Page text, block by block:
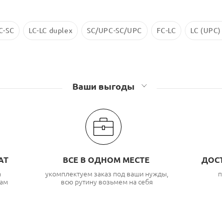
SC LC-LC duplex SC/UPC-SC/UPC FC-LC LC
Ваши выгоды
ВСЕ В ОДНОМ МЕСТЕ
укомплектуем заказ под ваши нужды,
всю рутину возьмем на себя